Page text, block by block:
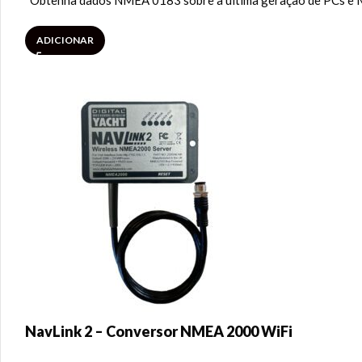
ADICIONAR
NavLink 2 – Conversor NMEA 2000 WiFi